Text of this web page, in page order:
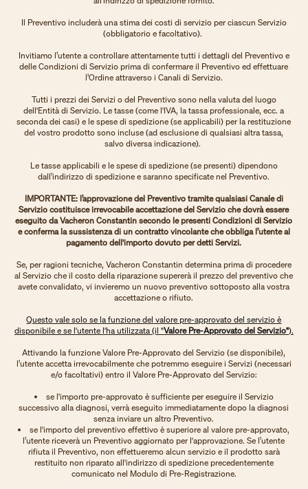
Il Preventivo includerà una stima dei costi di servizio per ciascun Servizio
(obbligatorio e facoltativo).
Invitiamo l’utente a controllare attentamente tutti i dettagli del Preventivo e
delle Condizioni di Servizio prima di confermare il Preventivo ed effettuare
l’Ordine attraverso i Canali di Servizio.
Tutti i prezzi dei Servizi o del Preventivo sono nella valuta del luogo
dell'Entità di Servizio. Le tasse (come l'IVA, la tassa professionale, ecc. a
seconda dei casi) e le spese di spedizione (se applicabili) per la restituzione
del vostro prodotto sono incluse (ad esclusione di qualsiasi altra tassa,
salvo diversa indicazione).
Le tasse applicabili e le spese di spedizione (se presenti) dipendono
dall’indirizzo di spedizione e saranno specificate nel Preventivo.
IMPORTANTE: l’approvazione del Preventivo tramite qualsiasi Canale di
Servizio costituisce irrevocabile accettazione del Servizio che dovrà essere
eseguito da Vacheron Constantin secondo le presenti Condizioni di Servizio
e conferma la sussistenza di un contratto vincolante che obbliga l’utente al
pagamento dell'importo dovuto per detti Servizi.
Se, per ragioni tecniche, Vacheron Constantin determina prima di procedere
al Servizio che il costo della riparazione supererà il prezzo del preventivo che
avete convalidato, vi invieremo un nuovo preventivo sottoposto alla vostra
accettazione o rifiuto.
Questo vale solo se la funzione del valore pre-approvato del servizio è
disponibile e se l'utente l'ha utilizzata (il "Valore Pre-Approvato del Servizio").
Attivando la funzione Valore Pre-Approvato del Servizio (se disponibile),
l’utente accetta irrevocabilmente che potremmo eseguire i Servizi (necessari
e/o facoltativi) entro il Valore Pre-Approvato del Servizio:
se l'importo pre-approvato è sufficiente per eseguire il Servizio
successivo alla diagnosi, verrà eseguito immediatamente dopo la diagnosi
senza inviare un altro Preventivo.
se l'importo del preventivo effettivo è superiore al valore pre-approvato,
l’utente riceverà un Preventivo aggiornato per l'approvazione. Se l’utente
rifiuta il Preventivo, non effettueremo alcun servizio e il prodotto sarà
restituito non riparato all'indirizzo di spedizione precedentemente
comunicato nel Modulo di Pre-Registrazione.